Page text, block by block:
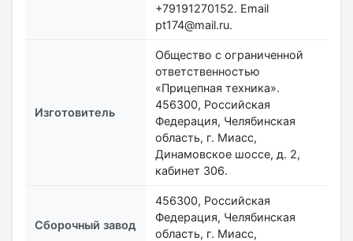
+79191270152. Email
pt174@mail.ru.
Изготовитель
Общество с ограниченной
ответственностью
«Прицепная техника».
456300, Российская
Федерация, Челябинская
область, г. Миасс,
Динамовское шоссе, д. 2,
кабинет 306.
Сборочный завод
456300, Российская
Федерация, Челябинская
область, г. Миасс,